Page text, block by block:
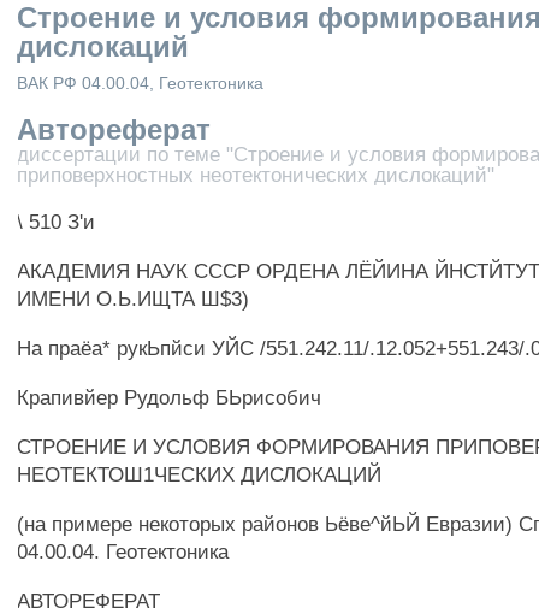
Строение и условия
дислокаций
ВАК РФ 04.00.04, Геотектоника
Автореферат
диссертации по теме "Строение и условия
приповерхностных неотектонических дислокаций"
\ 510 З'и
АКАДЕМИЯ НАУК СССР ОРДЕНА ЛЁЙИНА
ИМЕНИ О.Ь.ИЩТА Ш$3)
На праёа* рукЬпйси УЙС /551.242.11/.12.052+551.243/
Крапивйер Рудольф БЬрисобич
СТРОЕНИЕ И УСЛОВИЯ ФОРМИРОВАНИЯ
НЕОТЕКТОШ1ЧЕСКИХ ДИСЛОКАЦИЙ
(на примере некоторых районов Ьёве^йЬЙ Евразии)
04.00.04. Геотектоника
АВТОРЕФЕРАТ